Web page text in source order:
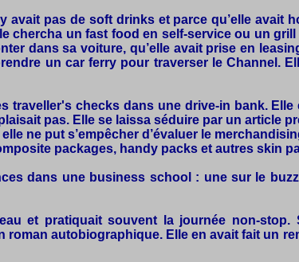
pas de soft drinks et parce qu’elle avait
chercha un fast food en self-service ou un
dans sa voiture, qu’elle avait prise en
un car ferry pour traverser le Channel.
traveller's checks dans une drive-in bank.
pas. Elle se laissa séduire par un article
ne put s’empêcher d’évaluer le
packages, handy packs et autres skin
dans une business school : une sur le
et pratiquait souvent la journée non-
roman autobiographique. Elle en avait fait un